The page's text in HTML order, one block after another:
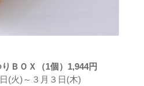
ＢＯＸ（1個）1,944円
(火)～３月３日(木)